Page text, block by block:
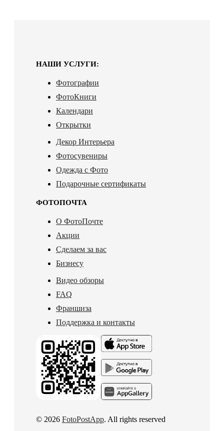
НАШИ УСЛУГИ:
Фотографии
ФотоКниги
Календари
Открытки
Декор Интерьера
Фотосувениры
Одежда с Фото
Подарочные сертификаты
ФОТОПОЧТА
О ФотоПочте
Акции
Сделаем за вас
Бизнесу
Видео обзоры
FAQ
Франшиза
Поддержка и контакты
© 2026 FotoPostApp. All rights reserved